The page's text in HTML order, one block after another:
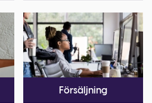
Försäljning